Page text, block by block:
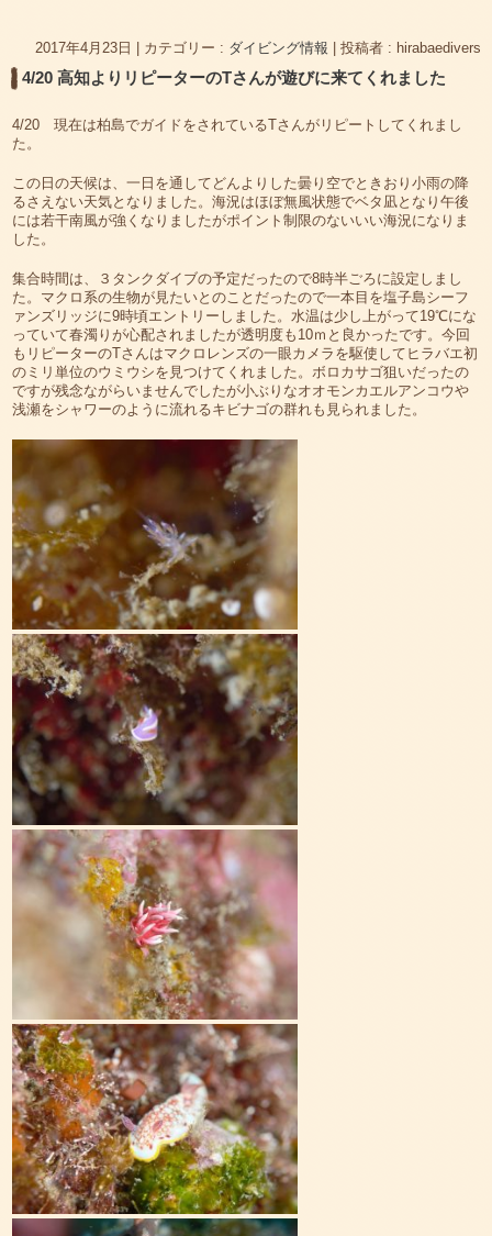
2017年4月23日 カテゴリー : ダイビング情報 投稿者 : hirabaedivers
4/20 高知よりリピーターのTさんが遊びに来てくれました
4/20 現在は柏島でガイドをされているTさんがリピートしてくれまし
た。
この日の天候は、一日を通してどんよりした曇り空でときおり小雨の降
るさえない天気となりました。海況はほぼ無風状態でベタ凪となり午後
には若干南風が強くなりましたがポイント制限のないいい海況になりま
した。
集合時間は、３タンクダイブの予定だったので8時半ごろに設定しまし
た。マクロ系の生物が見たいとのことだったので一本目を塩子島シーフ
ァンズリッジに9時頃エントリーしました。水温は少し上がって19℃にな
っていて春濁りが心配されましたが透明度も10ｍと良かったです。今回
もリピーターのTさんはマクロレンズの一眼カメラを駆使してヒラバエ初
のミリ単位のウミウシを見つけてくれました。ボロカサゴ狙いだったの
ですが残念ながらいませんでしたが小ぶりなオオモンカエルアンコウや
浅瀬をシャワーのように流れるキビナゴの群れも見られました。